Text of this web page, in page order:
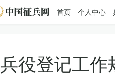
首页 个人中心
兵役登记工作